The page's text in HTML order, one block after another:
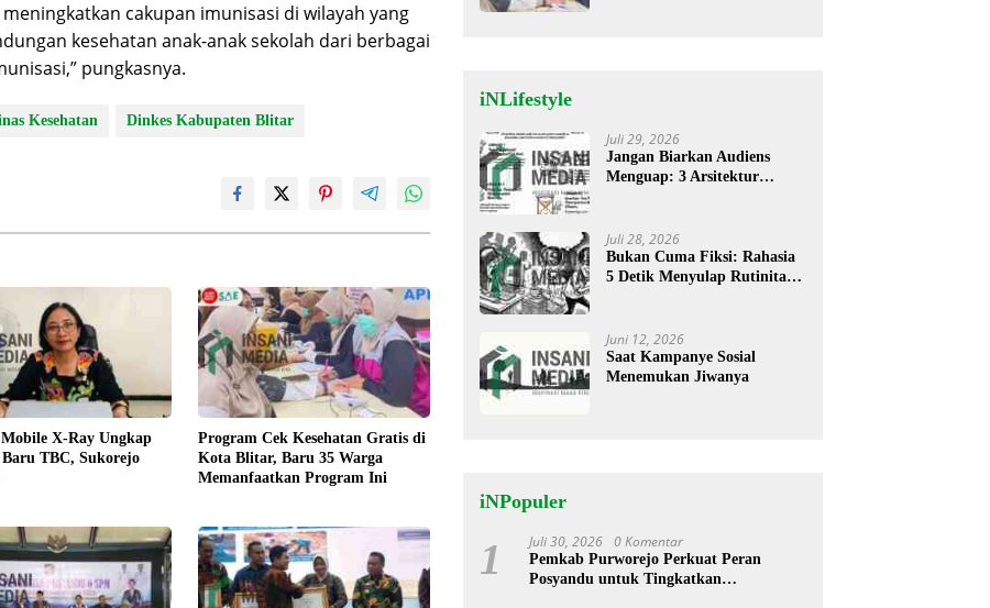
cakupan imunisasi di wilayah yang
kesehatan anak-anak sekolah dari berbagai
pungkasnya.
Kesehatan Dinkes Kabupaten Blitar
X-Ray Ungkap
Baru TBC, Sukorejo
Program Cek Kesehatan Gratis di
Kota Blitar, Baru 35 Warga
Memanfaatkan Program Ini
iNLifestyle
Juli 29, 2026
Jangan Biarkan Audiens
Menguap: 3 Arsitektur
Juli 28, 2026
Bukan Cuma Fiksi: Rahasia
5 Detik Menyulap Rutinitas
Juni 12, 2026
Saat Kampanye Sosial
Menemukan Jiwanya
iNPopuler
1 Juli 30, 2026 0 Komentar
Pemkab Purworejo Perkuat Peran
Posyandu untuk Tingkatkan